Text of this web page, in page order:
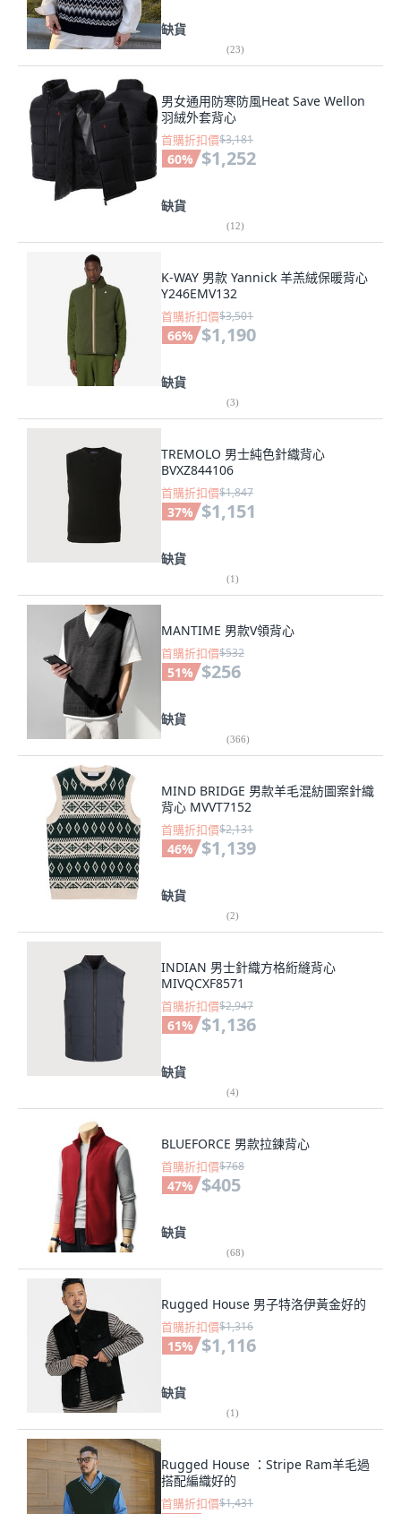
缺貨
(23)
男女通用防寒防風Heat Save Wellon
羽絨外套背心
首購折扣價$3,181
60% $1,252
缺貨
(12)
K-WAY 男款 Yannick 羊羔絨保暖背心
Y246EMV132
首購折扣價$3,501
66% $1,190
缺貨
(3)
TREMOLO 男士純色針織背心
BVXZ844106
首購折扣價$1,847
37% $1,151
缺貨
(1)
MANTIME 男款V領背心
首購折扣價$532
51% $256
缺貨
(366)
MIND BRIDGE 男款羊毛混紡圖案針織
背心 MVVT7152
首購折扣價$2,131
46% $1,139
缺貨
(2)
INDIAN 男士針織方格絎縫背心
MIVQCXF8571
首購折扣價$2,947
61% $1,136
缺貨
(4)
BLUEFORCE 男款拉鍊背心
首購折扣價$768
47% $405
缺貨
(68)
Rugged House 男子特洛伊黃金好的
首購折扣價$1,316
15% $1,116
缺貨
(1)
Rugged House ：Stripe Ram羊毛過
搭配編織好的
首購折扣價$1,431